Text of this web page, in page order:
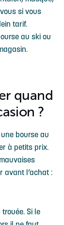
si vous
tarif.
au ski ou
quand
?
bourse au
à petits prix.
avant l’achat :
Si le